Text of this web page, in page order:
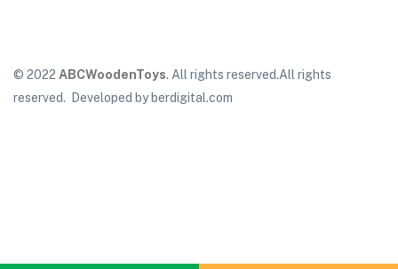
© 2022 ABCWoodenToys. All rights reserved.All rights
reserved. Developed by berdigital.com